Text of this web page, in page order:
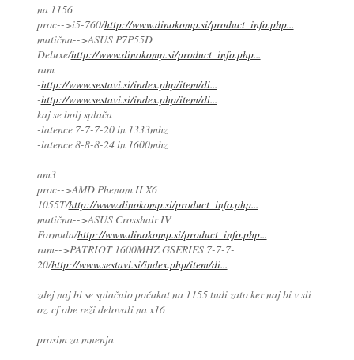
na 1156
proc-->i5-760/http://www.dinokomp.si/product_info.php...
matična-->ASUS P7P55D
Deluxe/http://www.dinokomp.si/product_info.php...
ram
-http://www.sestavi.si/index.php/item/di...
-http://www.sestavi.si/index.php/item/di...
kaj se bolj splača
-latence 7-7-7-20 in 1333mhz
-latence 8-8-8-24 in 1600mhz
am3
proc-->AMD Phenom II X6
1055T/http://www.dinokomp.si/product_info.php...
matična-->ASUS Crosshair IV
Formula/http://www.dinokomp.si/product_info.php...
ram-->PATRIOT 1600MHZ GSERIES 7-7-7-
20/http://www.sestavi.si/index.php/item/di...
zdej naj bi se splačalo počakat na 1155 tudi zato ker naj bi v sli
oz. cf obe reži delovali na x16
prosim za mnenja